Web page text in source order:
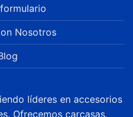
Nosotros
líderes en accesorios
Ofrecemos carcasas,